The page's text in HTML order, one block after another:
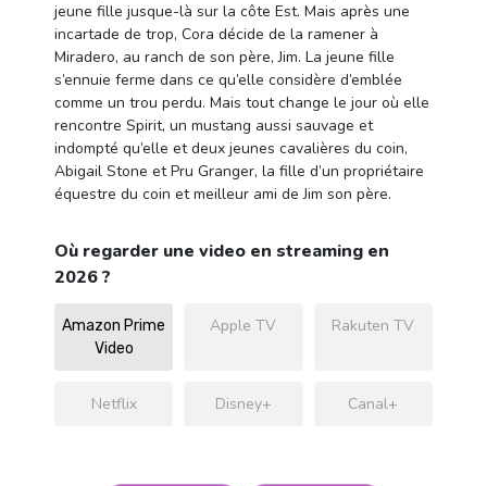
jeune fille jusque-là sur la côte Est. Mais après une
incartade de trop, Cora décide de la ramener à
Miradero, au ranch de son père, Jim. La jeune fille
s’ennuie ferme dans ce qu’elle considère d’emblée
comme un trou perdu. Mais tout change le jour où elle
rencontre Spirit, un mustang aussi sauvage et
indompté qu’elle et deux jeunes cavalières du coin,
Abigail Stone et Pru Granger, la fille d’un propriétaire
équestre du coin et meilleur ami de Jim son père.
Où regarder une video en streaming en
2026 ?
Amazon Prime
Video
Apple TV Rakuten TV
Netflix Disney+ Canal+